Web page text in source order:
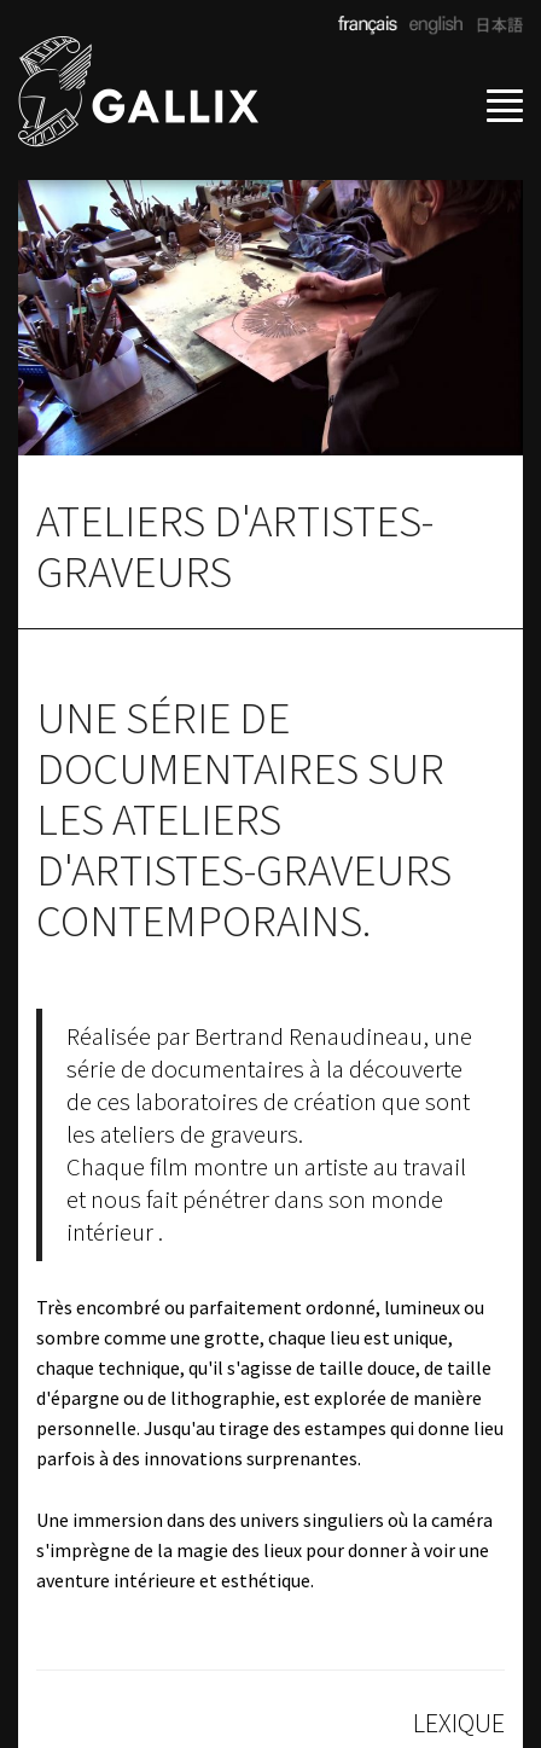
ATELIERS D'ARTISTES-
GRAVEURS
UNE SÉRIE DE
DOCUMENTAIRES SUR
LES ATELIERS
D'ARTISTES-GRAVEURS
CONTEMPORAINS.
Réalisée par Bertrand Renaudineau, une
série de documentaires à la découverte
de ces laboratoires de création que sont
les ateliers de graveurs.
Chaque film montre un artiste au travail
et nous fait pénétrer dans son monde
intérieur .
Très encombré ou parfaitement ordonné, lumineux ou
sombre comme une grotte, chaque lieu est unique,
chaque technique, qu'il s'agisse de taille douce, de taille
d'épargne ou de lithographie, est explorée de manière
personnelle. Jusqu'au tirage des estampes qui donne lieu
parfois à des innovations surprenantes.
Une immersion dans des univers singuliers où la caméra
s'imprègne de la magie des lieux pour donner à voir une
aventure intérieure et esthétique.
LEXIQUE